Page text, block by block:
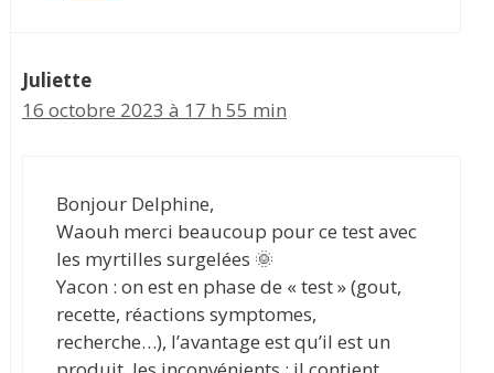
Juliette
16 octobre 2023 à 17 h 55 min
Bonjour Delphine,
Waouh merci beaucoup pour ce test avec
les myrtilles surgelées 🌞
Yacon : on est en phase de « test » (gout,
recette, réactions symptomes,
recherche…), l’avantage est qu’il est un